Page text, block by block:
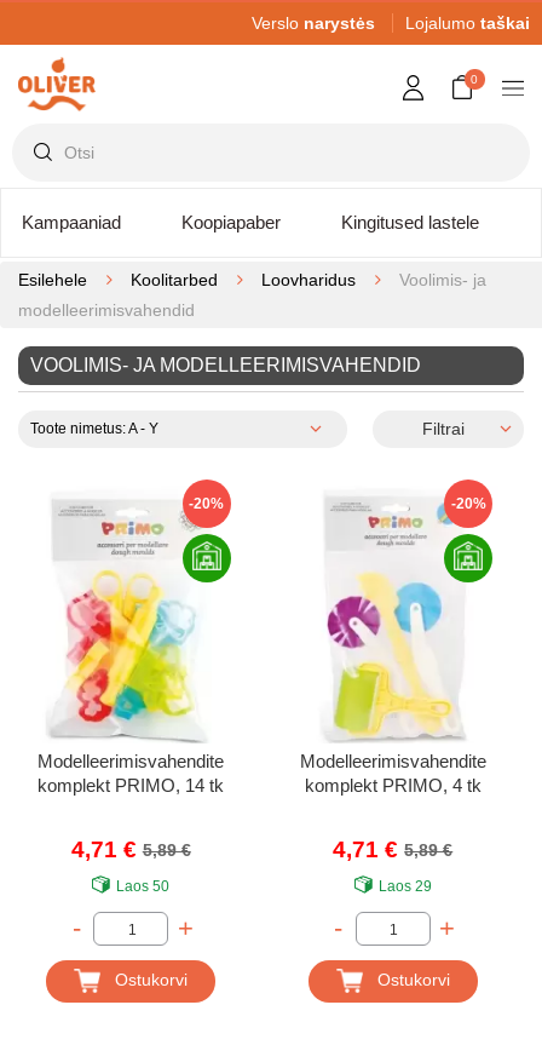
Verslo narystės Lojalumo taškai
0
Kampaaniad Koopiapaber Kingitused lastele
Esilehele Koolitarbed Loovharidus
Voolimis- ja
modelleerimisvahendid
VOOLIMIS- JA MODELLEERIMISVAHENDID
Toote nimetus: A - Y Filtrai
-20%
Modelleerimisvahendite
komplekt PRIMO, 14 tk
4,71 €5,89 €
Laos 50
- +
Ostukorvi
-20%
Modelleerimisvahendite
komplekt PRIMO, 4 tk
4,71 €5,89 €
Laos29
- +
Ostukorvi